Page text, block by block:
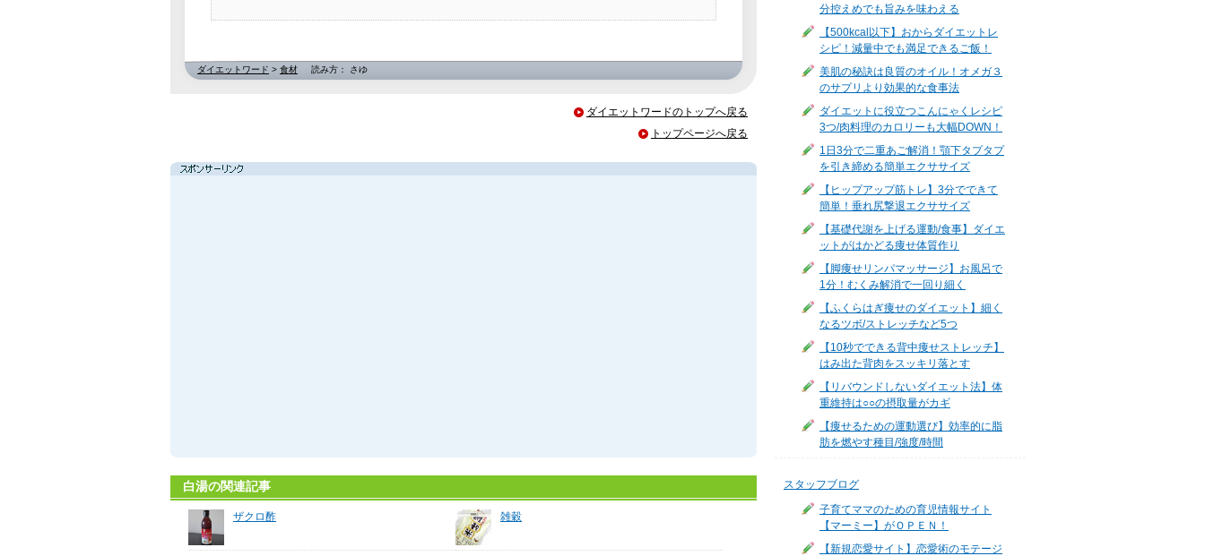
ダイエットワード > 食材 読み方： さゆ
ダイエットワードのトップへ戻る
トップページへ戻る
白湯の関連記事
ザクロ酢 雑穀
分控えめでも旨みを味わえる
【500kcal以下】おからダイエットレ
シピ！減量中でも満足できるご飯！
美肌の秘訣は良質のオイル！オメガ３
のサプリより効果的な食事法
ダイエットに役立つこんにゃくレシピ
3つ/肉料理のカロリーも大幅DOWN！
1日3分で二重あご解消！顎下タプタプ
を引き締める簡単エクササイズ
【ヒップアップ筋トレ】3分でできて
簡単！垂れ尻撃退エクササイズ
【基礎代謝を上げる運動/食事】ダイエ
ットがはかどる痩せ体質作り
【脚痩せリンパマッサージ】お風呂で
1分！むくみ解消で一回り細く
【ふくらはぎ痩せのダイエット】細く
なるツボ/ストレッチなど5つ
【10秒でできる背中痩せストレッチ】
はみ出た背肉をスッキリ落とす
【リバウンドしないダイエット法】体
重維持は○○の摂取量がカギ
【痩せるための運動選び】効率的に脂
肪を燃やす種目/強度/時間
スタッフブログ
子育てママのための育児情報サイト
【マーミー】がＯＰＥＮ！
【新規恋愛サイト】恋愛術のモテージ